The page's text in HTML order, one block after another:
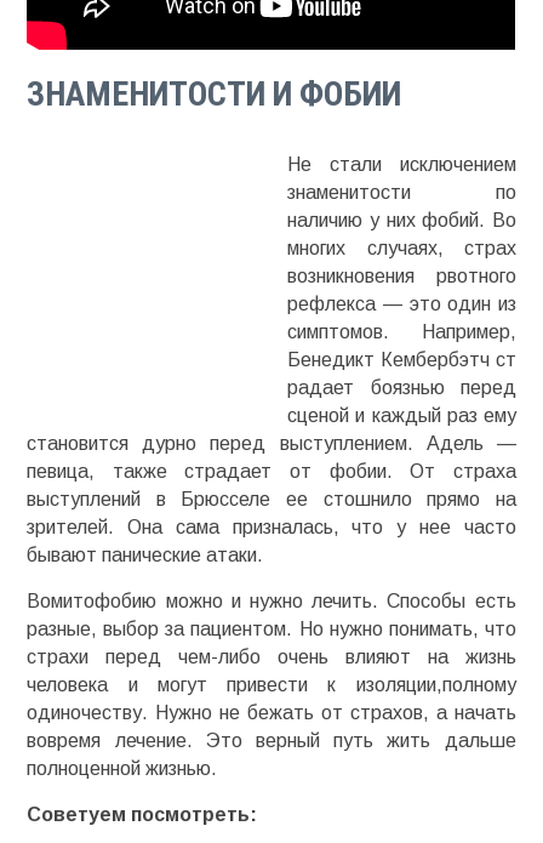
ЗНАМЕНИТОСТИ И ФОБИИ
Не стали исключением
знаменитости по
наличию у них фобий. Во
многих случаях, страх
возникновения рвотного
рефлекса — это один из
симптомов. Например,
Бенедикт Кембербэтч ст
радает боязнью перед
сценой и каждый раз ему
становится дурно перед выступлением. Адель —
певица, также страдает от фобии. От страха
выступлений в Брюсселе ее стошнило прямо на
зрителей. Она сама призналась, что у нее часто
бывают панические атаки.
Вомитофобию можно и нужно лечить. Способы есть
разные, выбор за пациентом. Но нужно понимать, что
страхи перед чем-либо очень влияют на жизнь
человека и могут привести к изоляции,полному
одиночеству. Нужно не бежать от страхов, а начать
вовремя лечение. Это верный путь жить дальше
полноценной жизнью.
Советуем посмотреть: